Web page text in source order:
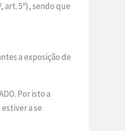
art. 5º), sendo que
a exposição de
Por isto a
a se